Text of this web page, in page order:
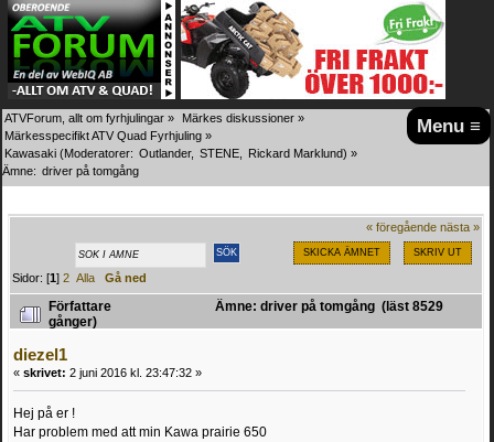
Menu ≡
ATVForum, allt om fyrhjulingar » Märkes diskussioner »
Märkesspecifikt ATV Quad Fyrhjuling »
Kawasaki (Moderatorer: Outlander, STENE Rickard Marklund) »
Ämne: driver på tomgång
« föregående nästa »
SKICKA ÄMNET SKRIV UT
Sidor: [1]2 Alla Gå ned
Författare
Ämne: driver på tomgång (läst 8529
gånger)
diezel1
« skrivet: 2 juni 2016 kl. 23:47:32 »
Hej på er !
Har problem med att min Kawa prairie 650